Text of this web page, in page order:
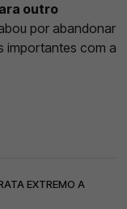
outro
por abandonar
importantes com a
EXTREMO A